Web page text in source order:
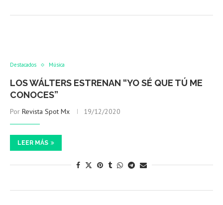
Destacados Música
LOS WÁLTERS ESTRENAN “YO SÉ QUE TÚ ME
CONOCES”
Por Revista Spot Mx 19/12/2020
LEER MÁS